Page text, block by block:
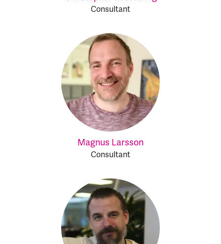
Consultant
Magnus Larsson
Consultant